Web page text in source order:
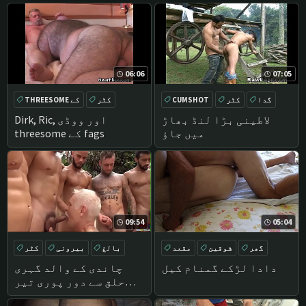
خوشی.
06:06
Dirk, Ric, اور ووڈی
threesome کے fags
THREESOME کے
کٹر
کام
گروپ
07:05
لاطینی بڑا لنڈ بھاڑ
میں جاؤ
CUMSHOT کٹر گدا
09:54
چاندی کے والد گہری
حلق سے دور پوری تیر
ٹیم-
کٹر بیرونی
بالغ
گروپ
05:04
دادا لڑکے گمنام کیل
مقعد شوقین
گھر
دادا